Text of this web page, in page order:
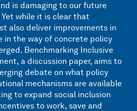
is damaging to our future
while it is clear that
also deliver improvements in
in the way of concrete policy
Benchmarking Inclusive
a discussion paper, aims to
debate on what policy
mechanisms are available
to expand social inclusion
to work, save and